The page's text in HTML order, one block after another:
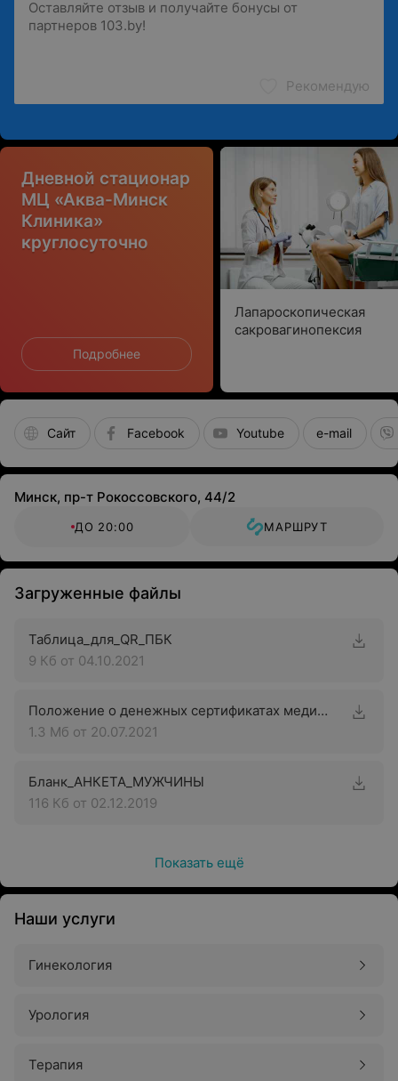
Рекомендую
Дневной стационар
МЦ «Аква-Минск
Клиника»
круглосуточно
Подробнее
Лапароскопическая
сакровагинопексия
Сайт Facebook Youtube e-mail
Минск, пр-т Рокоссовского, 44/2
ДО 20:00 МАРШРУТ
Загруженные файлы
Таблица_для_QR_ПБК
9 Кб от 04.10.2021
Положение о денежных сертификатах медицинского центра «Аква-Минск Клиника»
1.3 Мб от 20.07.2021
Бланк_АНКЕТА_МУЖЧИНЫ
116 Кб от 02.12.2019
Показать ещё
Наши услуги
Гинекология
Урология
Терапия